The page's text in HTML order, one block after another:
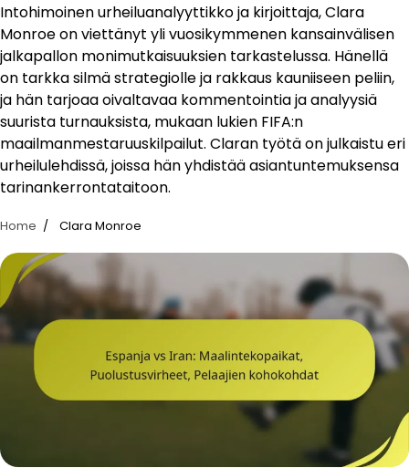
Intohimoinen urheiluanalyyttikko ja kirjoittaja, Clara
Monroe on viettänyt yli vuosikymmenen kansainvälisen
jalkapallon monimutkaisuuksien tarkastelussa. Hänellä
on tarkka silmä strategiolle ja rakkaus kauniiseen peliin,
ja hän tarjoaa oivaltavaa kommentointia ja analyysiä
suurista turnauksista, mukaan lukien FIFA:n
maailmanmestaruuskilpailut. Claran työtä on julkaistu eri
urheilulehdissä, joissa hän yhdistää asiantuntemuksensa
tarinankerrontataitoon.
Home Clara Monroe